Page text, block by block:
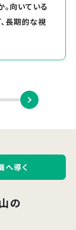
。向いている
長期的な視
へ導く
の